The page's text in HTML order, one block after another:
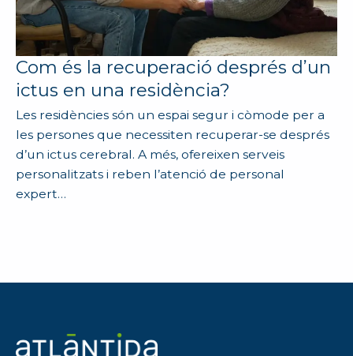
Com és la recuperació després d’un
ictus en una residència?
Les residències són un espai segur i còmode per a
les persones que necessiten recuperar-se després
d’un ictus cerebral. A més, ofereixen serveis
personalitzats i reben l’atenció de personal
expert…